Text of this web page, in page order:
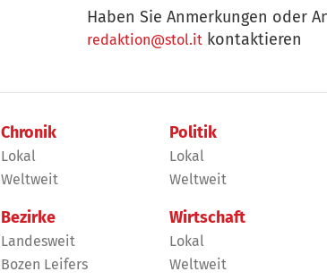
Haben Sie Anmerkungen oder
redaktion@stol.it kontaktieren
Chronik
Lokal
Weltweit
Bezirke
Landesweit
Bozen Leifers
Politik
Lokal
Weltweit
Wirtschaft
Lokal
Weltweit